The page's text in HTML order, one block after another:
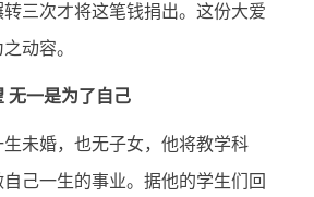
三次才将这笔钱捐出。这份大爱
动容。
无一是为了自己
婚，也无子女，他将教学科
己一生的事业。据他的学生们回